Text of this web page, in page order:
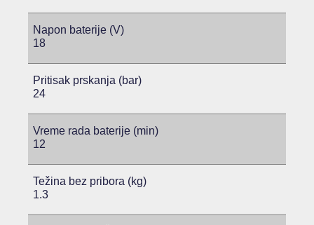
Napon baterije (V)
18
Pritisak prskanja (bar)
24
Vreme rada baterije (min)
12
Težina bez pribora (kg)
1.3